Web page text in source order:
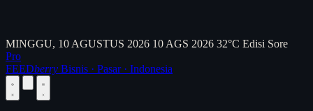
MINGGU, 10 AGUSTUS 2026 10 AGS 2026 32°C Edisi Sore
Pro
FEEDberry Bisnis · Pasar · Indonesia